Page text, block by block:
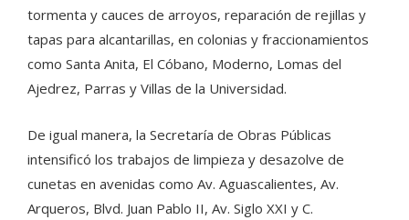
tormenta y cauces de arroyos, reparación de rejillas y
tapas para alcantarillas, en colonias y fraccionamientos
como Santa Anita, El Cóbano, Moderno, Lomas del
Ajedrez, Parras y Villas de la Universidad.
De igual manera, la Secretaría de Obras Públicas
intensificó los trabajos de limpieza y desazolve de
cunetas en avenidas como Av. Aguascalientes, Av.
Arqueros, Blvd. Juan Pablo II, Av. Siglo XXI y C.